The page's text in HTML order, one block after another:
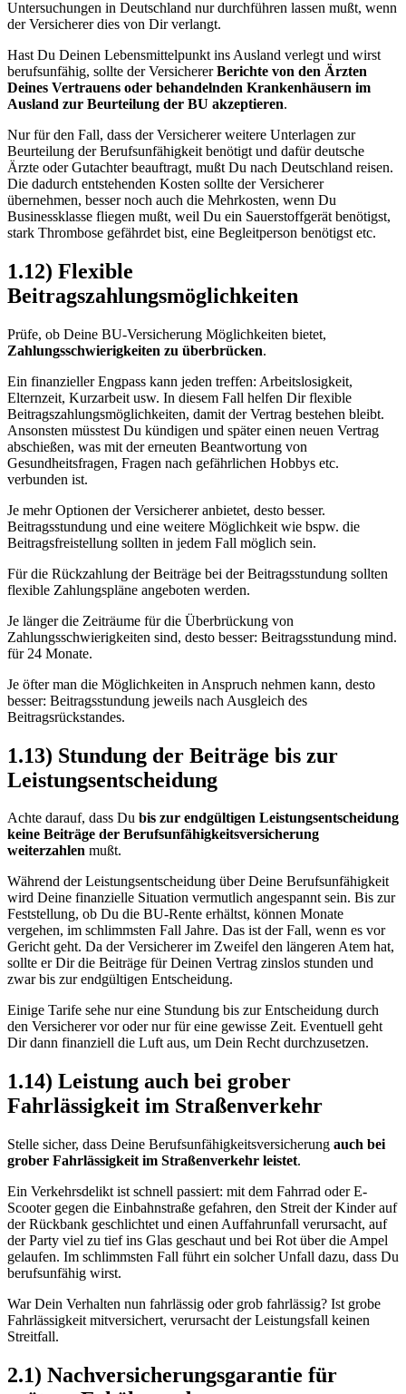
Untersuchungen in Deutschland nur durchführen lassen mußt, wenn
der Versicherer dies von Dir verlangt.
Hast Du Deinen Lebensmittelpunkt ins Ausland verlegt und wirst
berufsunfähig, sollte der VersichererBerichte von den Ärzten
Deines Vertrauens oder behandelnden Krankenhäusern im
Ausland zur Beurteilung der BU akzeptieren.
Nur für den Fall, dass der Versicherer weitere Unterlagen zur
Beurteilung der Berufsunfähigkeit benötigt und dafür deutsche
Ärzte oder Gutachter beauftragt, mußt Du nach Deutschland reisen.
Die dadurch entstehenden Kosten sollte der Versicherer
übernehmen, besser noch auch die Mehrkosten, wenn Du
Businessklasse fliegen mußt, weil Du ein Sauerstoffgerät benötigst,
stark Thrombose gefährdet bist, eine Begleitperson benötigst etc.
1.12) Flexible
Beitragszahlungsmöglichkeiten
Prüfe, ob Deine BU-Versicherung Möglichkeiten bietet,
Zahlungsschwierigkeiten zu überbrücken.
Ein finanzieller Engpass kann jeden treffen: Arbeitslosigkeit,
Elternzeit, Kurzarbeit usw. In diesem Fall helfen Dir flexible
Beitragszahlungsmöglichkeiten, damit der Vertrag bestehen bleibt.
Ansonsten müsstest Du kündigen und später einen neuen Vertrag
abschießen, was mit der erneuten Beantwortung von
Gesundheitsfragen, Fragen nach gefährlichen Hobbys etc.
verbunden ist.
Je mehr Optionen der Versicherer anbietet, desto besser.
Beitragsstundung und eine weitere Möglichkeit wie bspw. die
Beitragsfreistellung sollten in jedem Fall möglich sein.
Für die Rückzahlung der Beiträge bei der Beitragsstundung sollten
flexible Zahlungspläne angeboten werden.
Je länger die Zeiträume für die Überbrückung von
Zahlungsschwierigkeiten sind, desto besser: Beitragsstundung mind.
für 24 Monate.
Je öfter man die Möglichkeiten in Anspruch nehmen kann, desto
besser: Beitragsstundung jeweils nach Ausgleich des
Beitragsrückstandes.
1.13) Stundung der Beiträge bis zur
Leistungsentscheidung
Achte darauf, dass Du bis zur endgültigen Leistungsentscheidung
keine Beiträge der Berufsunfähigkeitsversicherung
weiterzahlen mußt.
Während der Leistungsentscheidung über Deine Berufsunfähigkeit
wird Deine finanzielle Situation vermutlich angespannt sein. Bis zur
Feststellung, ob Du die BU-Rente erhältst, können Monate
vergehen, im schlimmsten Fall Jahre. Das ist der Fall, wenn es vor
Gericht geht. Da der Versicherer im Zweifel den längeren Atem hat,
sollte er Dir die Beiträge für Deinen Vertrag zinslos stunden und
zwar bis zur endgültigen Entscheidung.
Einige Tarife sehe nur eine Stundung bis zur Entscheidung durch
den Versicherer vor oder nur für eine gewisse Zeit. Eventuell geht
Dir dann finanziell die Luft aus, um Dein Recht durchzusetzen.
1.14) Leistung auch bei grober
Fahrlässigkeit im Straßenverkehr
Stelle sicher, dass Deine Berufsunfähigkeitsversicherung auch bei
grober Fahrlässigkeit im Straßenverkehr leistet.
Ein Verkehrsdelikt ist schnell passiert: mit dem Fahrrad oder E-
Scooter gegen die Einbahnstraße gefahren, den Streit der Kinder auf
der Rückbank geschlichtet und einen Auffahrunfall verursacht, auf
der Party viel zu tief ins Glas geschaut und bei Rot über die Ampel
gelaufen. Im schlimmsten Fall führt ein solcher Unfall dazu, dass Du
berufsunfähig wirst.
War Dein Verhalten nun fahrlässig oder grob fahrlässig? Ist grobe
Fahrlässigkeit mitversichert, verursacht der Leistungsfall keinen
Streitfall.
2.1) Nachversicherungsgarantie für